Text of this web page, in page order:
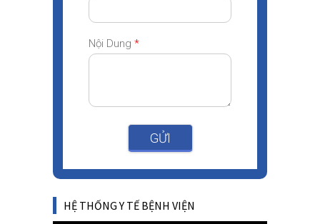
Nội Dung *
GỬI
HỆ THỐNG Y TẾ BỆNH VIỆN